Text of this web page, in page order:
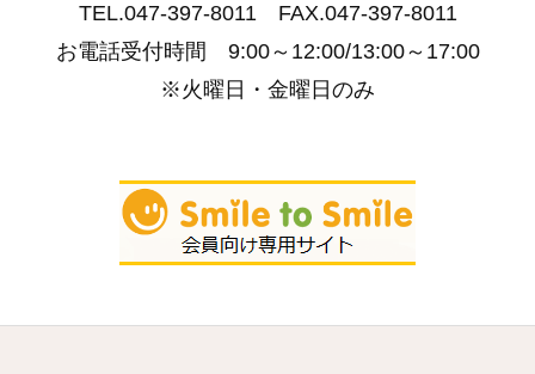
TEL.047-397-8011 FAX.047-397-8011
お電話受付時間 9:00～12:00/13:00～17:00
※火曜日・金曜日のみ